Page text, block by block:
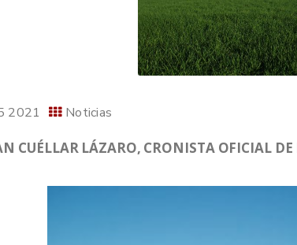
2021 Noticias
CUÉLLAR LÁZARO, CRONISTA OFICIAL